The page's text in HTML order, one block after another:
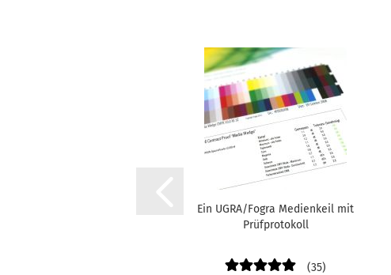
Ein UGRA/Fogra Medienkeil mit
Prüfprotokoll
35